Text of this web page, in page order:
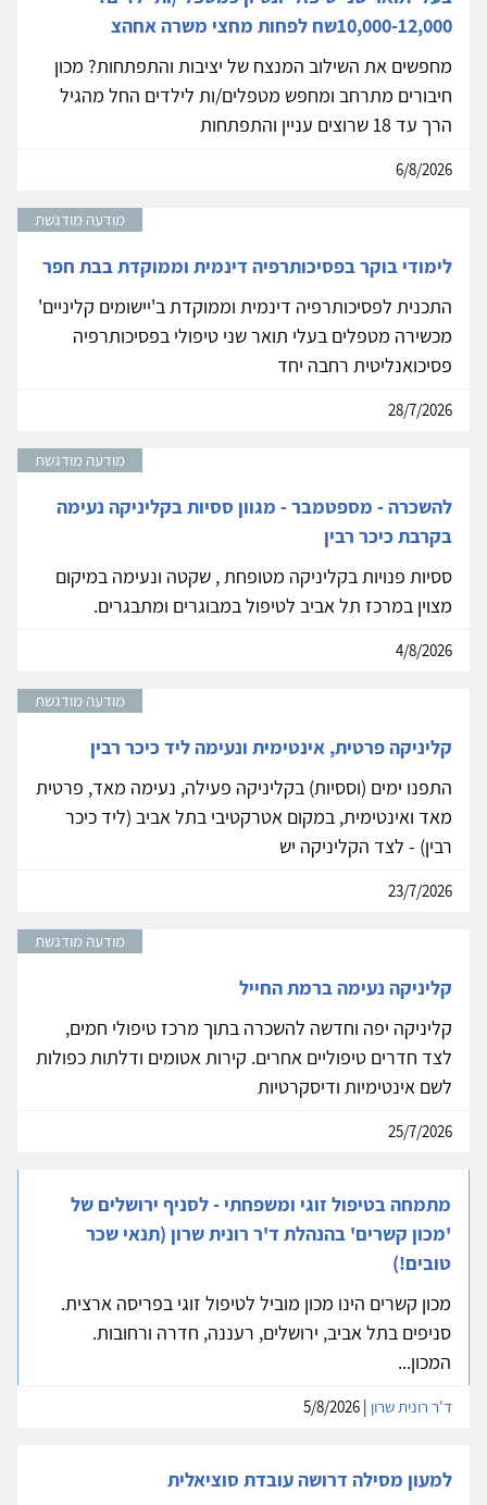
10,000-12,000שח לפחות מחצי משרה אחהצ
מחפשים את השילוב המנצח של יציבות והתפתחות? מכון
חיבורים מתרחב ומחפש מטפלים/ות לילדים החל מהגיל
הרך עד 18 שרוצים עניין והתפתחות
6/8/2026
מודעה מודגשת
לימודי בוקר בפסיכותרפיה דינמית וממוקדת בבת חפר
התכנית לפסיכותרפיה דינמית וממוקדת ב'יישומים קליניים'
מכשירה מטפלים בעלי תואר שני טיפולי בפסיכותרפיה
פסיכואנליטית רחבה יחד
28/7/2026
מודעה מודגשת
להשכרה - מספטמבר - מגוון ססיות בקליניקה נעימה
בקרבת כיכר רבין
ססיות פנויות בקליניקה מטופחת , שקטה ונעימה במיקום
מצוין במרכז תל אביב לטיפול במבוגרים ומתבגרים.
4/8/2026
מודעה מודגשת
קליניקה פרטית, אינטימית ונעימה ליד כיכר רבין
התפנו ימים (וססיות) בקליניקה פעילה, נעימה מאד, פרטית
מאד ואינטימית, במקום אטרקטיבי בתל אביב (ליד כיכר
רבין) - לצד הקליניקה יש
23/7/2026
מודעה מודגשת
קליניקה נעימה ברמת החייל
קליניקה יפה וחדשה להשכרה בתוך מרכז טיפולי חמים,
לצד חדרים טיפוליים אחרים. קירות אטומים ודלתות כפולות
לשם אינטימיות ודיסקרטיות
25/7/2026
מתמחה בטיפול זוגי ומשפחתי - לסניף ירושלים של
'מכון קשרים' בהנהלת ד'ר רונית שרון (תנאי שכר
טובים!)
מכון קשרים הינו מכון מוביל לטיפול זוגי בפריסה ארצית.
סניפים בתל אביב, ירושלים, רעננה, חדרה ורחובות.
המכון...
ד'ר רונית שרון
למעון מסילה דרושה עובדת סוציאלית